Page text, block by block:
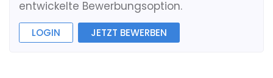
entwickelte Bewerbungsoption.
LOGIN JETZT BEWERBEN